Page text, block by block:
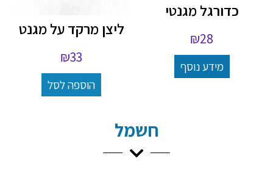
כדורגל מגנטי
₪28
מידע נוסף
ליצן מרקד על מגנט
₪33
הוספה לסל
חשמל